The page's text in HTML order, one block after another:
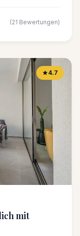
(21 Bewertungen)
4.7
mit